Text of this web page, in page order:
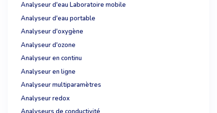
Analyseur d'eau Laboratoire mobile
Analyseur d'eau portable
Analyseur d'oxygène
Analyseur d'ozone
Analyseur en continu
Analyseur en ligne
Analyseur multiparamètres
Analyseur redox